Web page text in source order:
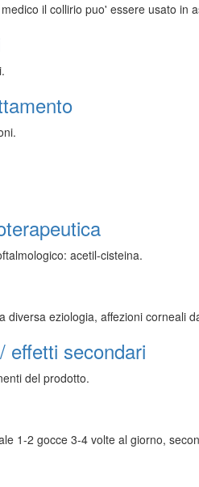
il collirio puo' essere usato
acetil-cisteina.
diversa eziologia, affezioni corneali
effetti secondari
del prodotto.
1-2 gocce 3-4 volte al giorno,